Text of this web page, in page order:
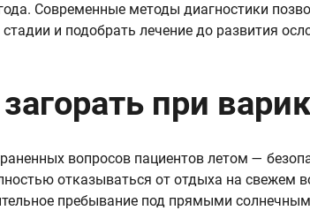
Современные методы диагностики
и подобрать лечение до развития
при
вопросов пациентов летом —
отказываться от отдыха на свежем
пребывание под прямыми